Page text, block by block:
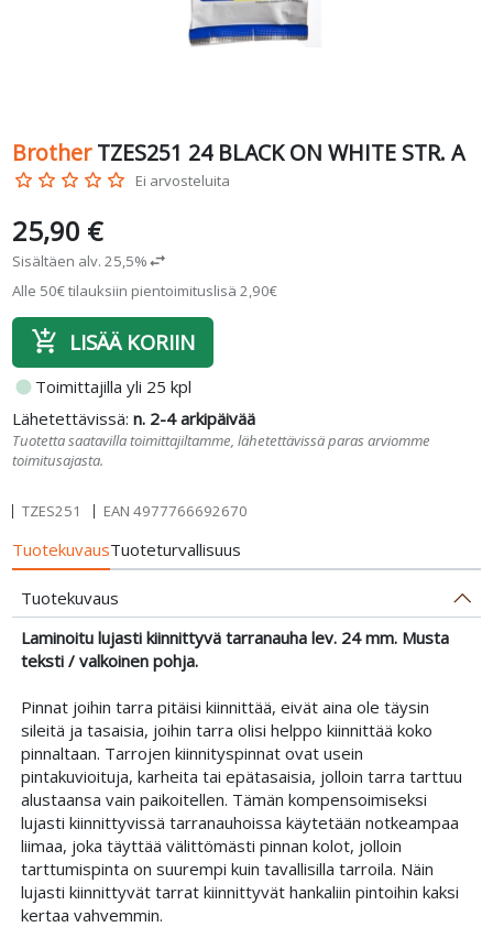
Brother TZES251 24 BLACK ON WHITE STR. A
star_border star_border star_border star_border star_border Ei arvosteluita
25,90 €
Sisältäen alv. 25,5%swap_horiz
Alle 50€ tilauksiin pientoimituslisä 2,90€
add_shopping_cart LISÄÄ KORIIN
fiber_manual_record Toimittajilla yli 25 kpl
Lähetettävissä:n. 2-4 arkipäivää
Tuotetta saatavilla toimittajiltamme, lähetettävissä paras arviomme
toimitusajasta.
TZES251 EAN 4977766692670
TuotekuvausTuoteturvallisuus
Tuotekuvaus
Laminoitu lujasti kiinnittyvä tarranauha lev. 24 mm. Musta
teksti / valkoinen pohja.
Pinnat joihin tarra pitäisi kiinnittää, eivät aina ole täysin
sileitä ja tasaisia, joihin tarra olisi helppo kiinnittää koko
pinnaltaan. Tarrojen kiinnityspinnat ovat usein
pintakuvioituja, karheita tai epätasaisia, jolloin tarra tarttuu
alustaansa vain paikoitellen. Tämän kompensoimiseksi
lujasti kiinnittyvissä tarranauhoissa käytetään notkeampaa
liimaa, joka täyttää välittömästi pinnan kolot, jolloin
tarttumispinta on suurempi kuin tavallisilla tarroila. Näin
lujasti kiinnittyvät tarrat kiinnittyvät hankaliin pintoihin kaksi
kertaa vahvemmin.